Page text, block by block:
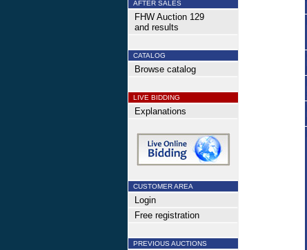
AFTER SALES
FHW Auction 129
and results
CATALOG
Browse catalog
LIVE BIDDING
Explanations
CUSTOMER AREA
Login
Free registration
PREVIOUS AUCTIONS